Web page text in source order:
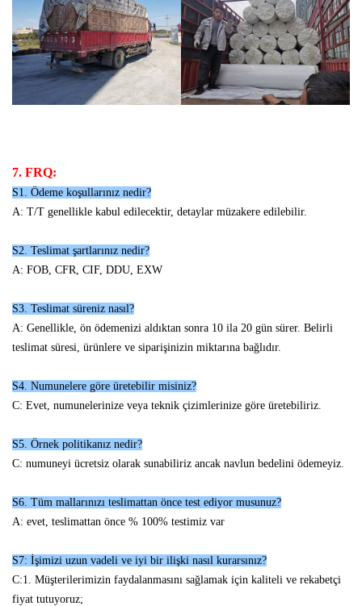
7. FRQ:
S1. Ödeme koşullarınız nedir?
A: T/T genellikle kabul edilecektir, detaylar müzakere edilebilir.
S2. Teslimat şartlarınız nedir?
A: FOB, CFR, CIF, DDU, EXW
S3. Teslimat süreniz nasıl?
A: Genellikle, ön ödemenizi aldıktan sonra 10 ila 20 gün sürer. Belirli
teslimat süresi, ürünlere ve siparişinizin miktarına bağlıdır.
S4. Numunelere göre üretebilir misiniz?
C: Evet, numunelerinize veya teknik çizimlerinize göre üretebiliriz.
S5. Örnek politikanız nedir?
C: numuneyi ücretsiz olarak sunabiliriz ancak navlun bedelini ödemeyiz.
S6. Tüm mallarınızı teslimattan önce test ediyor musunuz?
A: evet, teslimattan önce % 100% testimiz var
S7: İşimizi uzun vadeli ve iyi bir ilişki nasıl kurarsınız?
C:1. Müşterilerimizin faydalanmasını sağlamak için kaliteli ve rekabetçi
fiyat tutuyoruz;